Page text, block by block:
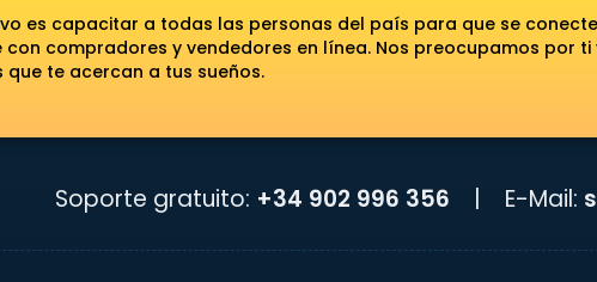
es capacitar a todas las personas del país para que se
con compradores y vendedores en línea. Nos preocupamos por ti
que te acercan a tus sueños.
Soporte gratuito: +34 902 996 356 E-Mail: